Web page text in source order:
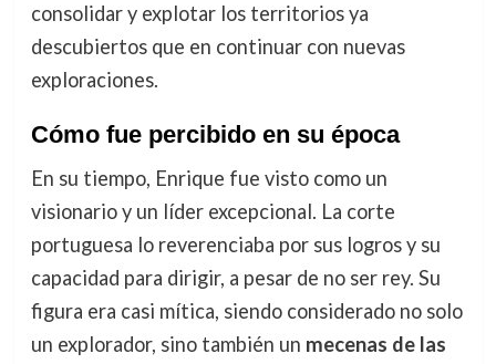
consolidar y explotar los territorios ya
descubiertos que en continuar con nuevas
exploraciones.
Cómo fue percibido en su época
En su tiempo, Enrique fue visto como un
visionario y un líder excepcional. La corte
portuguesa lo reverenciaba por sus logros y su
capacidad para dirigir, a pesar de no ser rey. Su
figura era casi mítica, siendo considerado no solo
un explorador, sino también un mecenas de las